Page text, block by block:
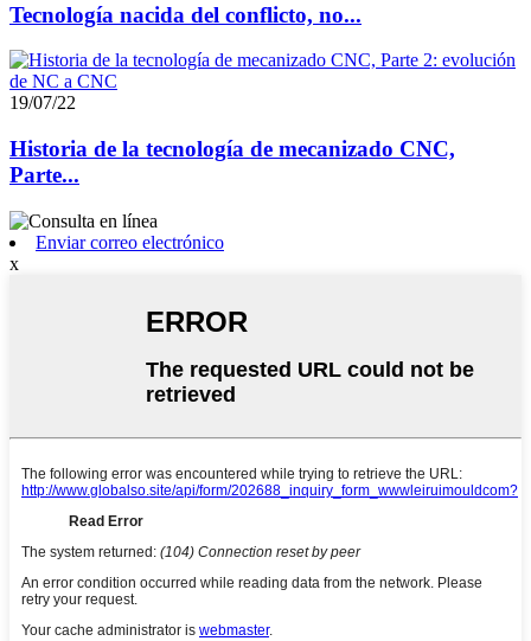
Tecnología nacida del conflicto, no...
19/07/22
Historia de la tecnología de mecanizado CNC,
Parte...
Enviar correo electrónico
x